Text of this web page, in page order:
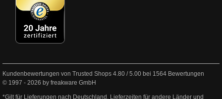
Kundenbewertungen von Trusted Shops 4.80 /5.00 bei 1564 Bewertungen
© 1997 - 2026 by freakware GmbH
*Gilt für Lieferungen nach Deutschland. Lieferzeiten für andere Länder und